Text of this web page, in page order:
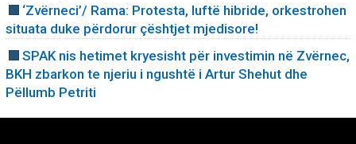
‘Zvërneci’/ Rama: Protesta, luftë hibride, orkestrohen
situata duke përdorur çështjet mjedisore!
SPAK nis hetimet kryesisht për investimin në Zvërnec,
BKH zbarkon te njeriu i ngushtë i Artur Shehut dhe
Pëllumb Petriti